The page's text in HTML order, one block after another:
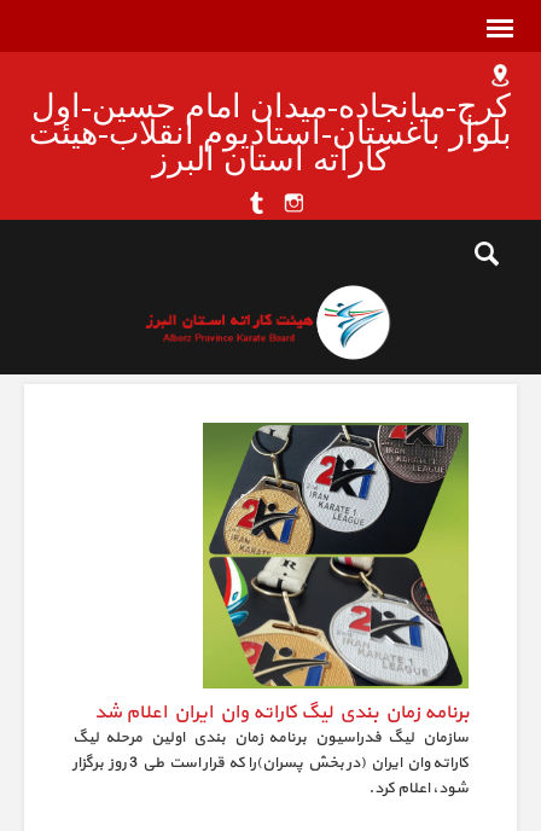
کرج-میانجاده-میدان امام حسین-اول
بلوار باغستان-استادیوم انقلاب-هیئت
کاراته استان البرز
برنامه زمان بندي ليگ كاراته وان ايران اعلام شد
سازمان ليگ فدراسيون برنامه زمان بندي اولين مرحله ليگ
كاراته وان ايران (در بخش پسران)را كه قرار است طي 3 روز برگزار
شود، اعلام كرد.